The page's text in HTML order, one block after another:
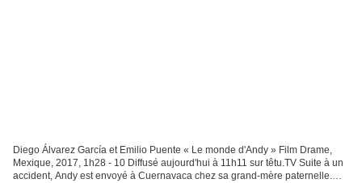
Diego Álvarez García et Emilio Puente « Le monde d'Andy » Film Drame,
Mexique, 2017, 1h28 - 10 Diffusé aujourd'hui à 11h11 sur têtu.TV Suite à un
accident, Andy est envoyé à Cuernavaca chez sa grand-mère paternelle.